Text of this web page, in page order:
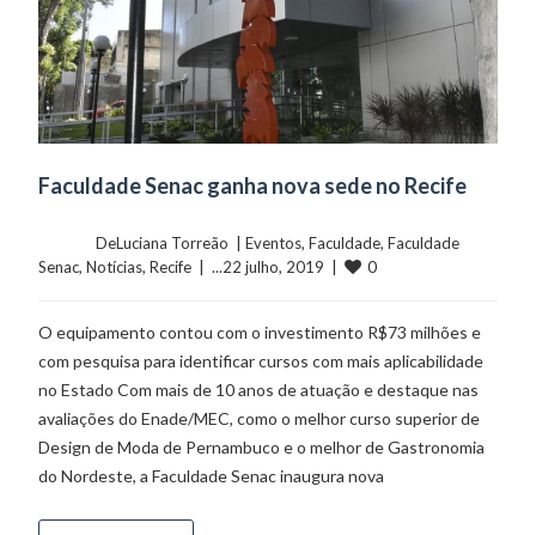
Faculdade Senac ganha nova sede no Recife
	    	DeLuciana Torreão  |
Eventos, Faculdade, Faculdade
Senac, Notícias, Recife
  |  ...22 julho, 2019  |
0
O equipamento contou com o investimento R$73 milhões e
com pesquisa para identificar cursos com mais aplicabilidade
no Estado Com mais de 10 anos de atuação e destaque nas
avaliações do Enade/MEC, como o melhor curso superior de
Design de Moda de Pernambuco e o melhor de Gastronomia
do Nordeste, a Faculdade Senac inaugura nova